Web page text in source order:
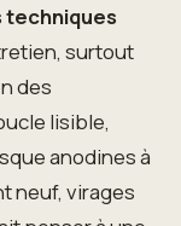
techniques
surtout
des
lisible,
anodines à
neuf, virages